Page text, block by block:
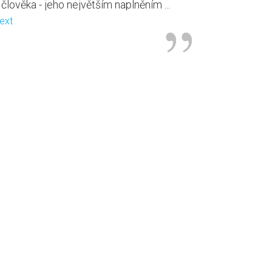
- jeho největším naplněním ...